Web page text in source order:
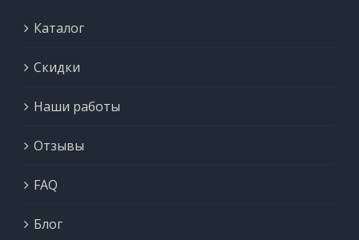
Каталог
Скидки
Наши работы
Отзывы
FAQ
Блог